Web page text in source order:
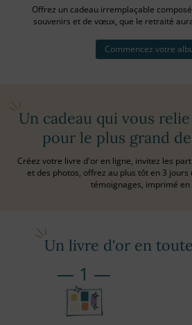
Offrez un cadeau irremplaçable
souvenirs et de vœux, que le retraité
Commencez votre
Un cadeau qui vous
pour le plus grand
Créez votre livre d'or en ligne, invitez les
et des photos, offrez au plus tôt en 3
témoignages, imprimé en
Un livre d'or en
1